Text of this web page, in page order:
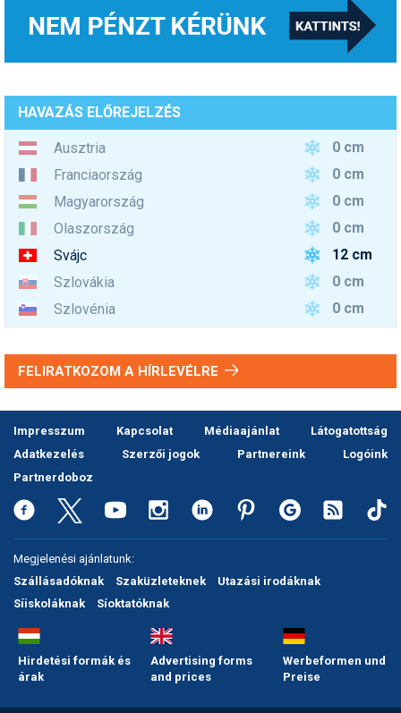
HAVAZÁS ELŐREJELZÉS
Ausztria
0 cm
Franciaország
0 cm
Magyarország
0 cm
Olaszország
0 cm
Svájc
12 cm
Szlovákia
0 cm
Szlovénia
0 cm
FELIRATKOZOM A HÍRLEVÉLRE
Impresszum Kapcsolat Médiaajánlat
Látogatottság
Adatkezelés
Szerzői jogok Partnereink
Logóink
Partnerdoboz
Megjelenési ajánlatunk:
Szállásadóknak
Szaküzleteknek
Utazási irodáknak
Síiskoláknak
Síoktatóknak
Hirdetési formák és
árak
Advertising forms
and prices
Werbeformen und
Preise